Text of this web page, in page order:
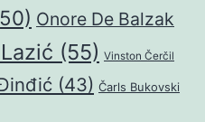
Onore De Balzak
(55) Vinston Čerčil
(43) Čarls Bukovski